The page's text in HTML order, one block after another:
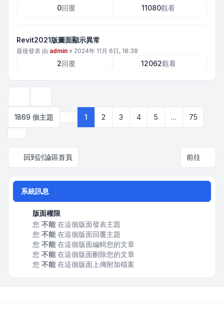
0回覆 11080觀看
Revit2021版圖面顯示異常
最後發表 由 admin » 2024年 11月 6日, 18:38
2回覆 12062觀看
1869 個主題
第1 頁 (共 75 頁)
1 2 3 4 5 …
75
回到討論區首頁 前往
系統訊息
版面權限
您 不能在這個版面發表主題
您 不能在這個版面回覆主題
您 不能在這個版面編輯您的文章
您 不能在這個版面刪除您的文章
您 不能在這個版面上傳附加檔案